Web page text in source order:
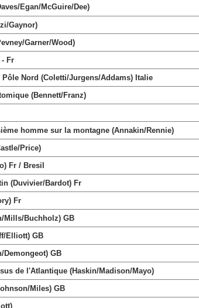
Egan/McGuire/Dee)
Gaynor)
Garner/Wood)
- Fr
Pôle Nord (Coletti/Jurgens/Addams) Italie
(Bennett/Franz)
homme sur la montagne (Annakin/Rennie)
Price)
Fr / Bresil
(Duvivier/Bardot) Fr
Fr
Mills/Buchholz) GB
Elliott) GB
Demongeot) GB
de l'Atlantique (Haskin/Madison/Mayo)
Miles) GB